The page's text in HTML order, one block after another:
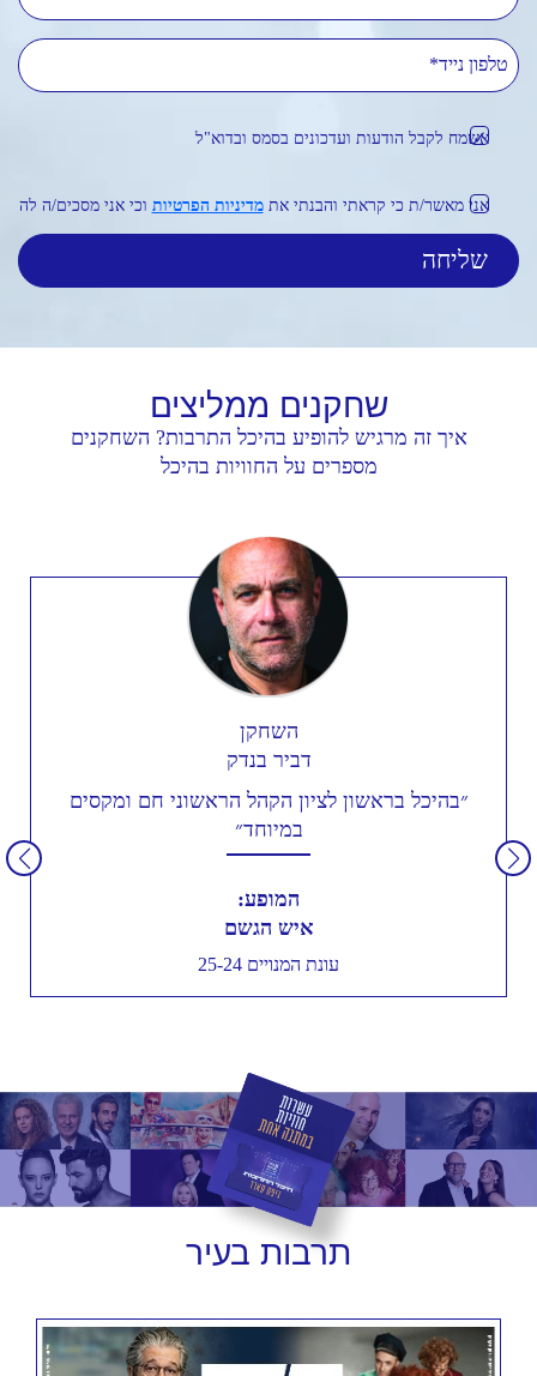
אשמח לקבל הודעות ועדכונים בסמס ובדוא"ל
אני מאשר/ת כי קראתי והבנתי אתמדיניות הפרטיות וכי אני מסכים/ה לה
שחקנים ממליצים
איך זה מרגיש להופיע בהיכל התרבות? השחקנים
מספרים על החוויות בהיכל
השחקן
דביר בנדק
״בהיכל בראשון לציון הקהל הראשוני חם ומקסים
במיוחד״
המופע:
איש הגשם
עונת המנויים 25-24
תרבות בעיר